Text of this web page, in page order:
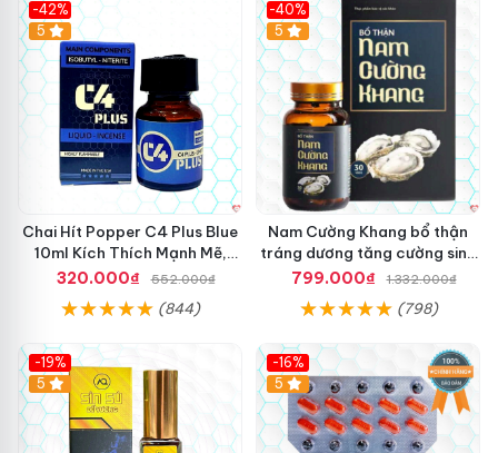
-42%
5
Chai Hít Popper C4 Plus Blue
10ml Kích Thích Mạnh Mẽ,
Sảng Khoái
320.000₫ 552.000₫
(844)
-40%
5
Nam Cường Khang bổ thận
tráng dương tăng cường sinh
lực nam
799.000₫ 1.332.000₫
(798)
-19%
5
-16%
5